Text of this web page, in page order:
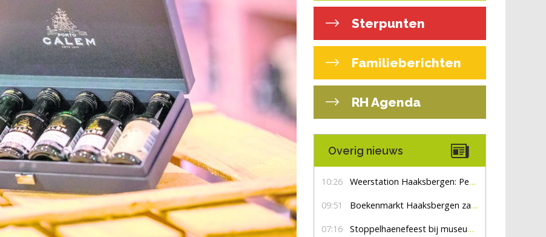
Sterpunten
Familieberichten
RH Agenda
Overig nieuws
10:26 Weerstation Haaksbergen: Perioden met zon en droog
09:51 Boekenmarkt Haaksbergen zaterdag 8 augustus, marktplein Haaksbergen
07:16 Stoppelhaenefeest bij museum De Lebbenbrugge